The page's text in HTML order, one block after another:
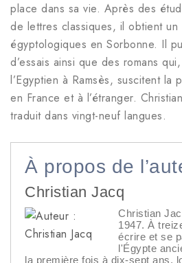
place dans sa vie. Après des
de lettres classiques, il obtient un
égyptologiques en Sorbonne. Il
d’essais ainsi que des romans
l’Egyptien à Ramsès, suscitent la
en France et à l’étranger.
traduit dans vingt-neuf langues.
À propos de
Christian Jacq
Christian
1947. À
écrire et se
l'Égypte
la première fois à dix-sept ans,